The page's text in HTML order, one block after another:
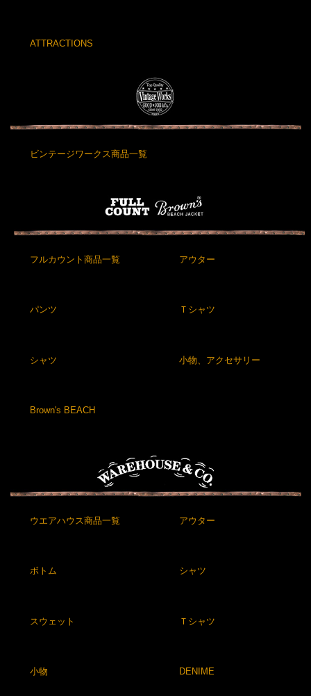
ATTRACTIONS
ビンテージワークス商品一覧
フルカウント商品一覧 アウター
パンツ Ｔシャツ
シャツ 小物、アクセサリー
Brown's BEACH
ウエアハウス商品一覧 アウター
ボトム シャツ
スウェット Ｔシャツ
小物 DENIME